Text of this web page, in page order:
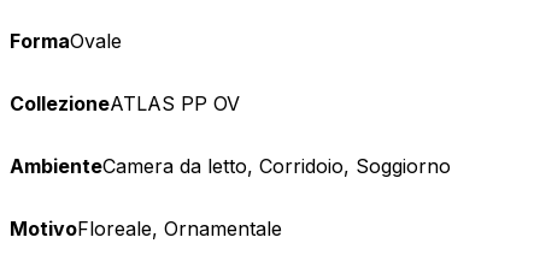
FormaOvale
CollezioneATLAS PP OV
AmbienteCamera da letto, Corridoio, Soggiorno
MotivoFloreale, Ornamentale